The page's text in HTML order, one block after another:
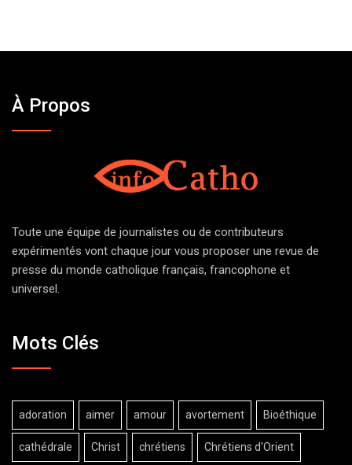
À Propos
Toute une équipe de journalistes ou de contributeurs
expérimentés vont chaque jour vous proposer une revue de
presse du monde catholique français, francophone et
universel.
Mots Clés
adoration aimer amour avortement Bioéthique
cathédrale Christ chrétiens Chrétiens d'Orient